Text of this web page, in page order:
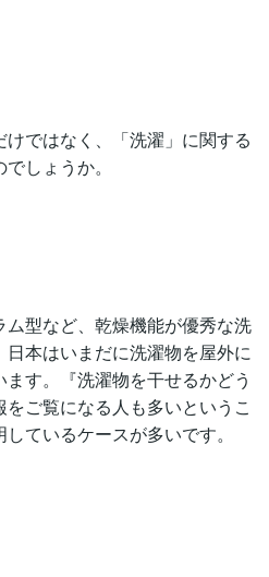
ではなく、「洗濯」に関する
しょうか。
型など、乾燥機能が優秀な洗
本はいまだに洗濯物を屋外に
す。『洗濯物を干せるかどう
ご覧になる人も多いというこ
ているケースが多いです。